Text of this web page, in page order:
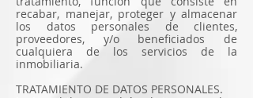
recabar, manejar, proteger y almacenar
los datos personales de clientes,
proveedores, y/o beneficiados de
cualquiera de los servicios de la
inmobiliaria.
TRATAMIENTO DE DATOS PERSONALES.